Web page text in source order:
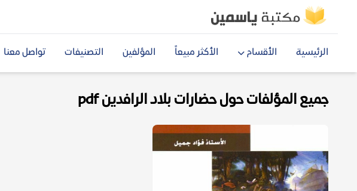
الرئيسية الأقسام الأكثر مبيعاً المؤلفين التصنيفات تواصل معنا
جميع المؤلفات حول حضارات بلاد الرافدين pdf